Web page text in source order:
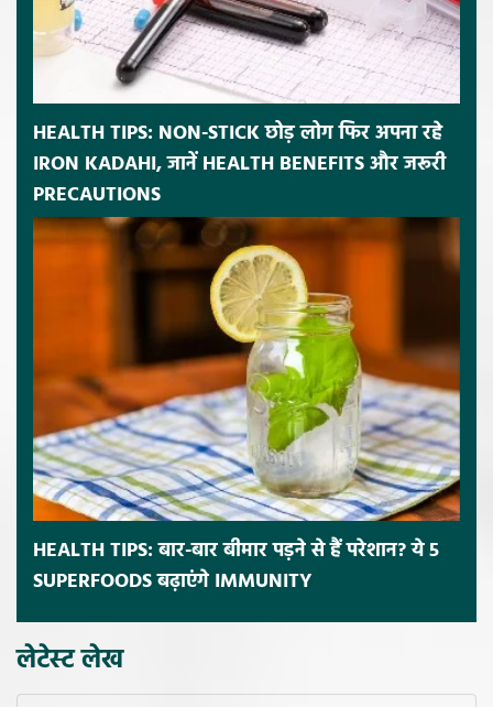
HEALTH TIPS: NON-STICK छोड़ लोग फिर अपना रहे
IRON KADAHI, जानें HEALTH BENEFITS और जरूरी
PRECAUTIONS
HEALTH TIPS: बार-बार बीमार पड़ने से हैं परेशान? ये 5
SUPERFOODS बढ़ाएंगे IMMUNITY
लेटेस्ट लेख